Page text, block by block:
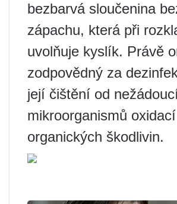
bezbarvá sloučenina
zápachu, která při
uvolňuje kyslík. Právě
zodpovědný za
její čištění od
mikroorganismů oxidací
organických škodlivin.